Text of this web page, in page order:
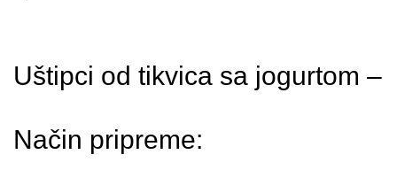
Uštipci od tikvica sa jogurtom –
Način pripreme: